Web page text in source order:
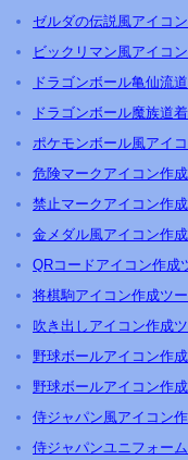
ゼルダの伝説風アイコ
ビックリマン風アイコ
ドラゴンボール亀仙流
ドラゴンボール魔族道
ポケモンボール風アイ
危険マークアイコン作
禁止マークアイコン作
金メダル風アイコン作
QRコードアイコン作成
将棋駒アイコン作成ツ
吹き出しアイコン作成
野球ボールアイコン作
野球ボールアイコン作
侍ジャパン風アイコン
侍ジャパンユニフォー